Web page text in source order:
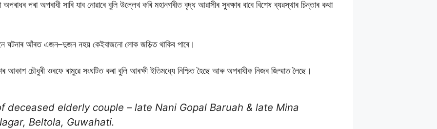
পৰা অপৰাধী সাৰি যাব নোৱাৰে বুলি উল্লেখ কৰি মহানগৰীত বৃদ্ধ আৱাসীৰ সুৰক্ষাৰ বাবে বিশেষ ব্যৱস্থাৰ চিন্তাৰ কথা
ঘটনাৰ আঁৰত এজন–দুজন নহয় কেইবাজনো লোক জড়িত থাকিব পাৰে।
আকাশ চৌধুৰী ওৰফে ৰামুৱে সংঘটিত কৰা বুলি আৰক্ষী ইতিমধ্যে নিশ্চিত হৈছে আৰু অপৰাধীক নিজৰ জিম্মাত লৈছে।
deceased elderly couple – late Nani Gopal Baruah & late Mina
Beltola, Guwahati.